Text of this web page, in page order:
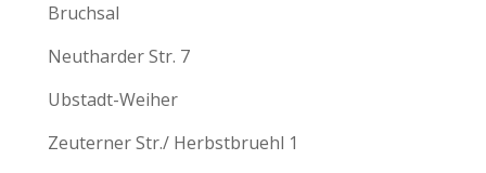
Bruchsal
Neutharder Str. 7
Ubstadt-Weiher
Zeuterner Str./ Herbstbruehl 1